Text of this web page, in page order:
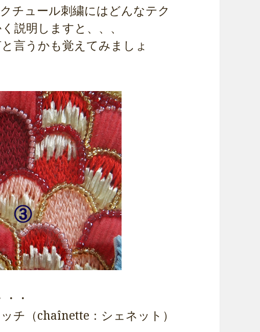
チュール刺繍にはどんなテク
説明しますと、、、
言うかも覚えてみましょ
・
チ（chaînette：シェネット）